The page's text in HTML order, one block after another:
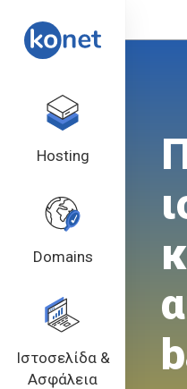
Hosting
Domains
Ιστοσελίδα &
Ασφάλεια